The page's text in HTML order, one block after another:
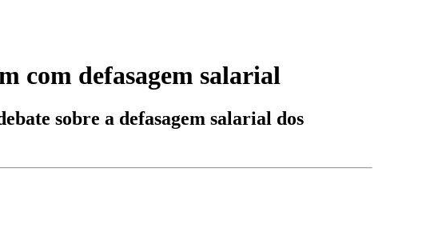
com defasagem salarial
sobre a defasagem salarial dos